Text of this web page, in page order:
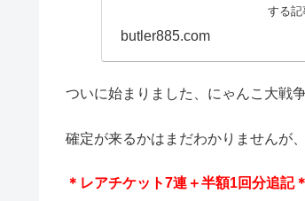
する記
butler885.com
ついに始まりました、にゃんこ大戦
確定が来るかはまだわかりませんが
＊レアチケット7連＋半額1回分追記＊